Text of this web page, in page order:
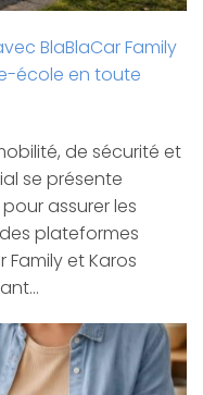
BlaBlaCar Family
école en toute
de sécurité et
se présente
assurer les
plateformes
Family et Karos